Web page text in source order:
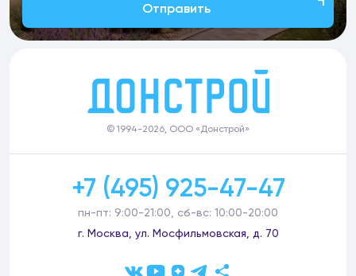
Отправить
© 1994-2026, ООО «Донстрой»
+7 (495) 925-47-47
пн-пт: 9:00-21:00, сб-вс: 10:00-20:00
г. Москва, ул. Мосфильмовская, д. 70